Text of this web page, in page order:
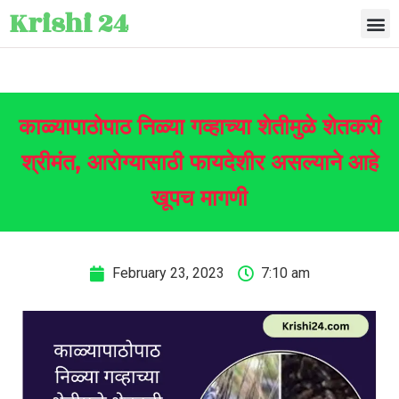
Krishi 24
काळ्यापाठोपाठ निळ्या गव्हाच्या शेतीमुळे शेतकरी
श्रीमंत, आरोग्यासाठी फायदेशीर असल्याने आहे
खूपच मागणी
February 23, 2023 7:10 am